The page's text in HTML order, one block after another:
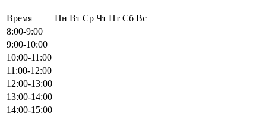
Время Пн Вт Ср Чт Пт Сб Вс
8:00-9:00
9:00-10:00
10:00-11:00
11:00-12:00
12:00-13:00
13:00-14:00
14:00-15:00